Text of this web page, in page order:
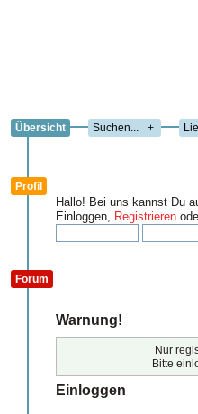
Übersicht +
Profil
Hallo! Bei uns kannst Du
Einloggen, Registrieren
Forum
Warnung!
Nur
Bitte
Einloggen